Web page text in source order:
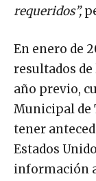
requeridos”,
En enero de
resultados de
año previo,
Municipal de
tener
Estados
información